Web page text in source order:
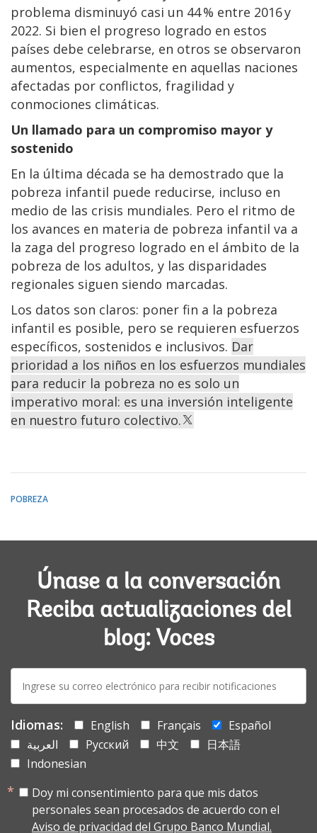
problema disminuyó casi un 44 % entre 2016 y
2022. Si bien el progreso logrado en estos
países debe celebrarse, en otros se observaron
aumentos, especialmente en aquellas naciones
afectadas por conflictos, fragilidad y
conmociones climáticas.
Un llamado para un compromiso mayor y
sostenido
En la última década se ha demostrado que la
pobreza infantil puede reducirse, incluso en
medio de las crisis mundiales. Pero el ritmo de
los avances en materia de pobreza infantil va a
la zaga del progreso logrado en el ámbito de la
pobreza de los adultos, y las disparidades
regionales siguen siendo marcadas.
Los datos son claros: poner fin a la pobreza
infantil es posible, pero se requieren esfuerzos
específicos, sostenidos e inclusivos. Dar
prioridad a los niños en los esfuerzos mundiales
para reducir la pobreza no es solo un
imperativo moral: es una inversión inteligente
en nuestro futuro colectivo.
POBREZA
Únase a la conversación
Reciba actualizaciones del
blog: Voces
mail:
Idiomas: English Français
Español
العربية
Русский 中文
日本語
Indonesian
Doy mi consentimiento para que mis datos
personales sean procesados de acuerdo con el
Aviso de privacidad del Grupo Banco Mundial.